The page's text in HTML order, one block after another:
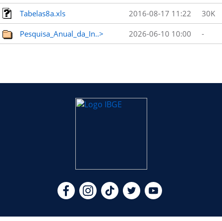
Tabelas8a.xls 2016-08-17 11:22 30K
Pesquisa_Anual_da_In..> 2026-06-10 10:00 -